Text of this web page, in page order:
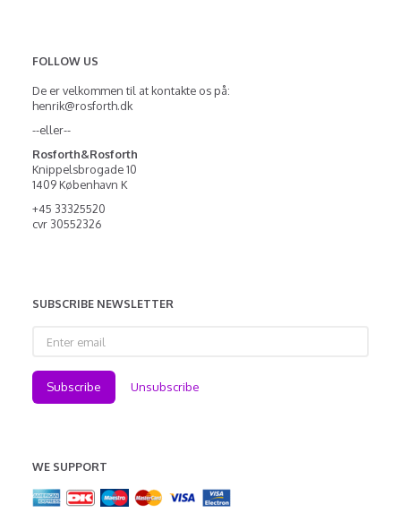
FOLLOW US
De er velkommen til at kontakte os på:
henrik@rosforth.dk
--eller--
Rosforth&Rosforth
Knippelsbrogade 10
1409 København K
+45 33325520
cvr 30552326
SUBSCRIBE NEWSLETTER
email
Subscribe Unsubscribe
WE SUPPORT